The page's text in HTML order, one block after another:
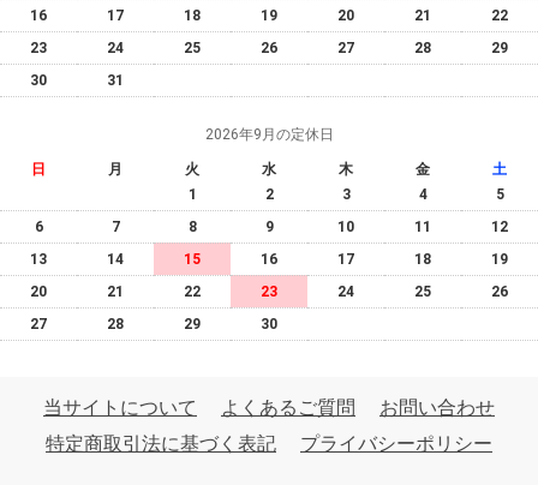
16
17 18 19 20 21
22
23
24 25 26 27 28
29
30
31
2026年9月の定休日
日 月 火 水 木 金
土
1
2 3 4
5
6
7 8 9 10 11
12
13
14 15 16 17 18
19
20
21 22 23 24 25
26
27
28 29 30
当サイトについて よくあるご質問
お問い合わせ
特定商取引法に基づく表記
プライバシーポリシー